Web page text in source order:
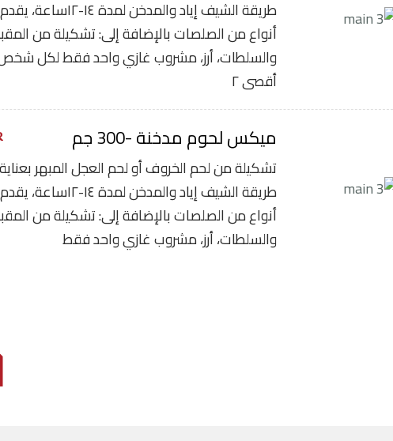
أنواع من الصلصات بالإضافة إلى: تشكيلة من
والسلطات، أرز، مشروب غازي واحد فقط لكل
أقصى ٢
ميكس لحوم مدخنة -300 جم
تشكيلة من لحم الخروف أو لحم العجل المبهر
أنواع من الصلصات بالإضافة إلى: تشكيلة من
والسلطات، أرز، مشروب غازي واحد فقط